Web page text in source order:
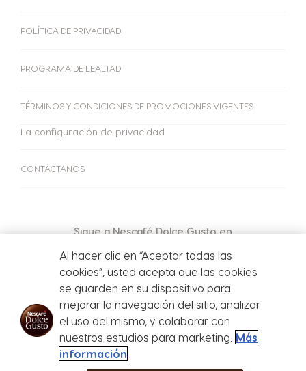
Sigue a Nescafé Dolce Gusto en
PAGINA OFICIAL DE NESTLE MARCAS PERU SAC
RUC 20518402839
CONTÁCTANOS
POLÍTICA DE PRIVACIDAD
PROGRAMA DE LEALTAD
TÉRMINOS Y CONDICIONES DE PROMOCIONES VIGENTES
La configuración de privacidad
Al hacer clic en “Aceptar todas las
cookies”, usted acepta que las cookies
se guarden en su dispositivo para
mejorar la navegación del sitio, analizar
el uso del mismo, y colaborar con
nuestros estudios para marketing. Más
información